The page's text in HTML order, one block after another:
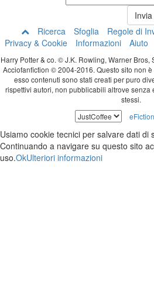
Ricerca Sfoglia Regole di
Privacy & Cookie
Informazioni Aiuto
Harry Potter & co. © J.K. Rowling, Warner Bros,
Acciofanfiction © 2004-2016. Questo sito non
esso contenuti sono stati creati per puro
rispettivi autori, non pubblicabili altrove
stessi.
eFiction
Usiamo cookie tecnici per salvare dati di
Continuando a navigare su questo sito
uso.OkUlteriori informazioni